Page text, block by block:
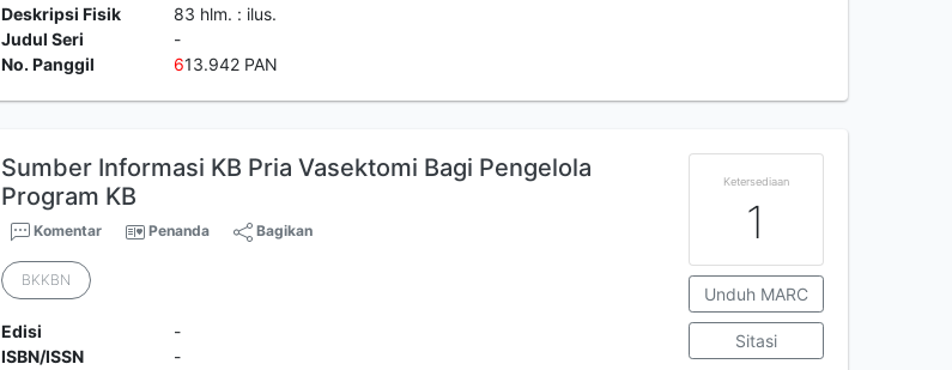
Deskripsi Fisik
83 hlm. : ilus.
Judul Seri
-
No. Panggil
613.942 PAN
Sumber Informasi KB Pria Vasektomi Bagi Pengelola
Program KB
Komentar Penanda Bagikan
BKKBN
Edisi
-
ISBN/ISSN
-
Ketersediaan
1
Unduh MARC
Sitasi